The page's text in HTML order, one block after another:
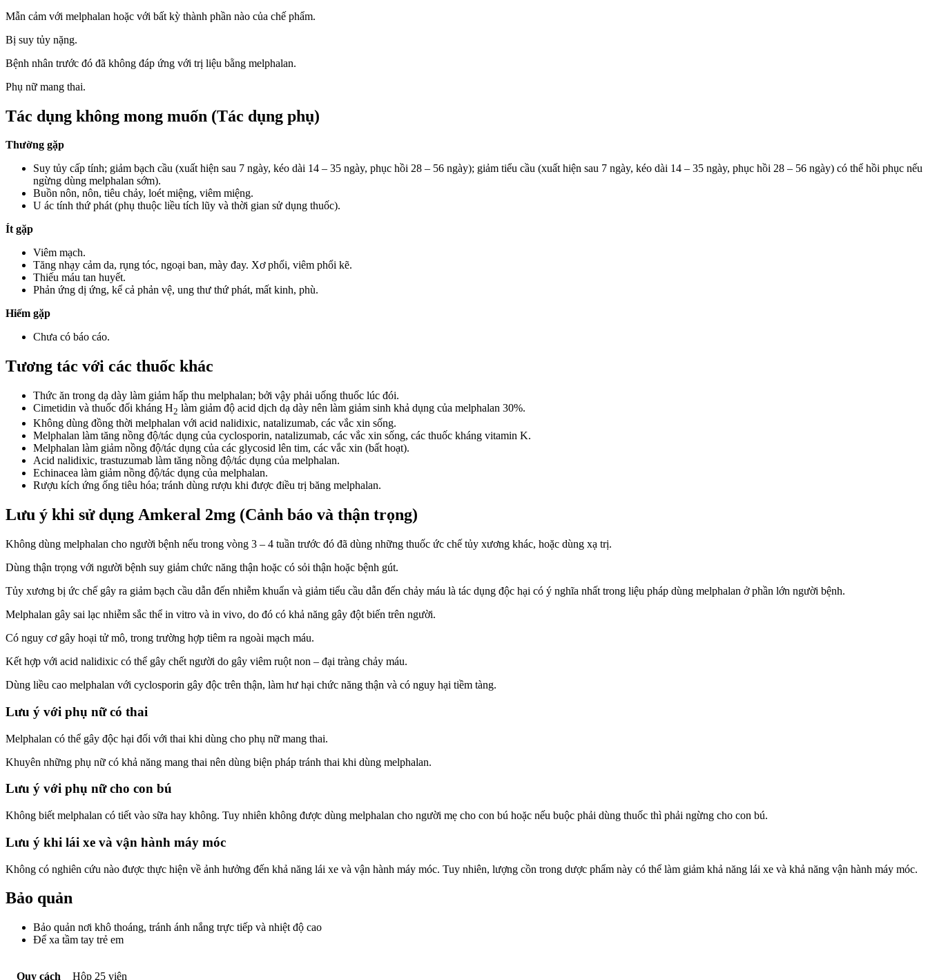
Mẫn cảm với melphalan hoặc với bất kỳ thành phần nào của chế phẩm.
Bị suy tủy nặng.
Bệnh nhân trước đó đã không đáp ứng với trị liệu bằng melphalan.
Phụ nữ mang thai.
Tác dụng không mong muốn (Tác dụng phụ)
Thường gặp
Suy tủy cấp tính; giảm bạch cầu (xuất hiện sau 7 ngày, kéo dài 14 – 35 ngày, phục hồi 28 – 56 ngày); giảm tiểu cầu (xuất hiện sau 7 ngày, kéo dài 14 – 35 ngày, phục hồi 28 – 56 ngày) có thể hồi phục nếu
ngừng dùng melphalan sớm).
Buồn nôn, nôn, tiêu chảy, loét miệng, viêm miệng.
U ác tính thứ phát (phụ thuộc liều tích lũy và thời gian sử dụng thuốc).
Ít gặp
Viêm mạch.
Tăng nhạy cảm da, rụng tóc, ngoại ban, mày đay. Xơ phổi, viêm phổi kẽ.
Thiếu máu tan huyết.
Phản ứng dị ứng, kể cả phản vệ, ung thư thứ phát, mất kinh, phù.
Hiếm gặp
Chưa có báo cáo.
Tương tác với các thuốc khác
Thức ăn trong dạ dày làm giảm hấp thu melphalan; bởi vậy phải uống thuốc lúc đói.
Cimetidin và thuốc đối kháng H2 làm giảm độ acid dịch dạ dày nên làm giảm sinh khả dụng của melphalan 30%.
Không dùng đồng thời melphalan với acid nalidixic, natalizumab, các vắc xin sống.
Melphalan làm tăng nồng độ/tác dụng của cyclosporin, natalizumab, các vắc xin sống, các thuốc kháng vitamin K.
Melphalan làm giảm nồng độ/tác dụng của các glycosid lên tim, các vắc xin (bất hoạt).
Acid nalidixic, trastuzumab làm tăng nồng độ/tác dụng của melphalan.
Echinacea làm giảm nồng độ/tác dụng của melphalan.
Rượu kích ứng ống tiêu hóa; tránh dùng rượu khi được điều trị băng melphalan.
Lưu ý khi sử dụng Amkeral 2mg (Cảnh báo và thận trọng)
Không dùng melphalan cho người bệnh nếu trong vòng 3 – 4 tuần trước đó đã dùng những thuốc ức chế tủy xương khác, hoặc dùng xạ trị.
Dùng thận trọng với người bệnh suy giảm chức năng thận hoặc có sỏi thận hoặc bệnh gút.
Tủy xương bị ức chế gây ra giảm bạch cầu dẫn đến nhiễm khuẩn và giảm tiểu cầu dẫn đến chảy máu là tác dụng độc hại có ý nghĩa nhất trong liệu pháp dùng melphalan ở phần lớn người bệnh.
Melphalan gây sai lạc nhiễm sắc thể in vitro và in vivo, do đó có khả năng gây đột biến trên người.
Có nguy cơ gây hoại tử mô, trong trường hợp tiêm ra ngoài mạch máu.
Kết hợp với acid nalidixic có thể gây chết người do gây viêm ruột non – đại tràng chảy máu.
Dùng liều cao melphalan với cyclosporin gây độc trên thận, làm hư hại chức năng thận và có nguy hại tiềm tàng.
Lưu ý với phụ nữ có thai
Melphalan có thể gây độc hại đối với thai khi dùng cho phụ nữ mang thai.
Khuyên những phụ nữ có khả năng mang thai nên dùng biện pháp tránh thai khi dùng melphalan.
Lưu ý với phụ nữ cho con bú
Không biết melphalan có tiết vào sữa hay không. Tuy nhiên không được dùng melphalan cho người mẹ cho con bú hoặc nếu buộc phải dùng thuốc thì phải ngừng cho con bú.
Lưu ý khi lái xe và vận hành máy móc
Không có nghiên cứu nào được thực hiện về ảnh hưởng đến khả năng lái xe và vận hành máy móc. Tuy nhiên, lượng cồn trong dược phẩm này có thể làm giảm khả năng lái xe và khả năng vận hành máy móc.
Bảo quản
Bảo quản nơi khô thoáng, tránh ánh nắng trực tiếp và nhiệt độ cao
Để xa tầm tay trẻ em
Quy cách Hộp 25 viên